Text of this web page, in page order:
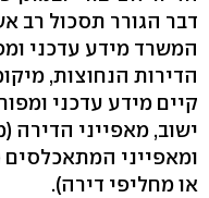
דבר הגורר תסכול רב
המשרד מידע עדכני
הדירות הנחוצות,
קיים מידע עדכני
ישוב, מאפייני
ומאפייני המתאכלסים
או מחליפי דירה).